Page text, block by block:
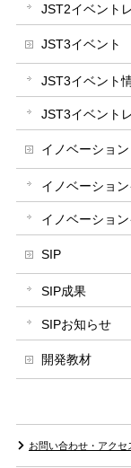
JST2イベント
JST3イベント
JST3イベント
JST3イベント
イノベーション
イノベーショ
イノベーショ
SIP
SIP成果
SIPお知らせ
開発教材
お問い合わせ・アクセ